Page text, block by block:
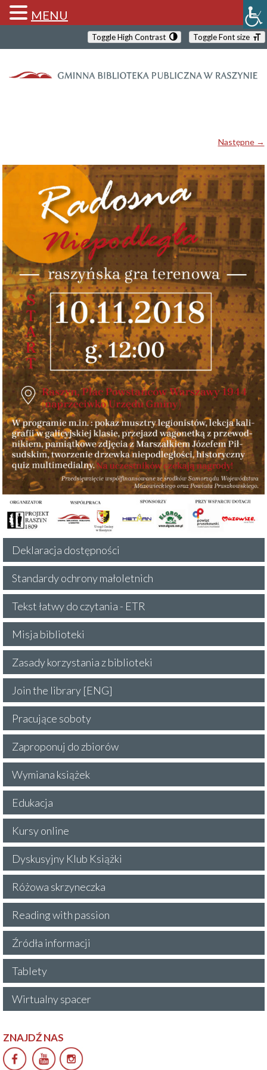
Toggle High Contrast Toggle Font size
Następne →
Deklaracja dostępności
Standardy ochrony małoletnich
Tekst łatwy do czytania - ETR
Misja biblioteki
Zasady korzystania z biblioteki
Join the library [ENG]
Pracujące soboty
Zaproponuj do zbiorów
Wymiana książek
Edukacja
Kursy online
Dyskusyjny Klub Książki
Różowa skrzyneczka
Reading with passion
Źródła informacji
Tablety
Wirtualny spacer
ZNAJDŹ NAS
MENU